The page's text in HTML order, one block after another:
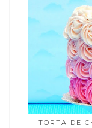
TORTA DE